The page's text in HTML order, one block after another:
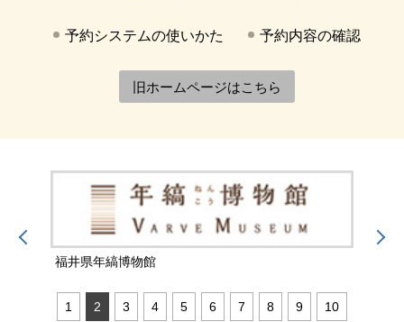
予約システムの使いかた 予約内容の確認
旧ホームページはこちら
福井県年縞博物館
1 2 3 4 5 6 7 8 9 10